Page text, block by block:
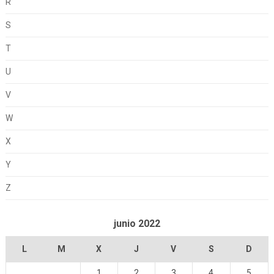
S
T
U
V
W
X
Y
Z
junio 2022
L M X J V S D